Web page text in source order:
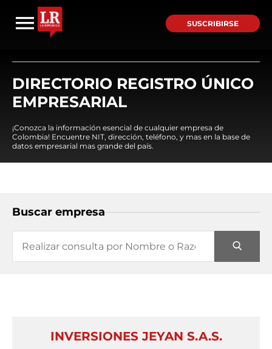
SUSCRIBIRSE
DIRECTORIO REGISTRO ÚNICO
EMPRESARIAL
¡Conozca la información esencial de cualquier empresa de
Colombia! Encuentre NIT, dirección, teléfono, y mas en la base de
datos empresarial mas grande del país.
Buscar empresa
INVERSIONES JEYAN S.A.S.